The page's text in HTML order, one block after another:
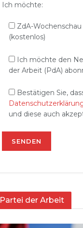
Ich möchte:
ZdA-
(kostenlos)
Ich möchte den
der Arbeit (PdA)
Bestätigen Sie,
und diese auch
Partei der Arbeit